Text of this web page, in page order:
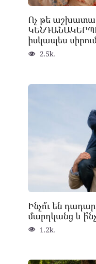
Ոչ թե
ԿԵՆԴԱՆԱԿԵՐՊԻ
իսկապես
2.5k.
Ինչո՞ւ են
մարդկանց և
1.2k.